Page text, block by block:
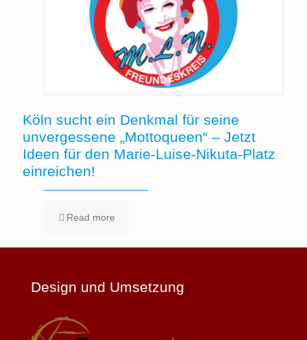
Köln sucht ein Denkmal für seine
unvergessene „Mottoqueen“ – Jetzt
Ideen für den Marie-Luise-Nikuta-Platz
einreichen!
Read more
Design und Umsetzung